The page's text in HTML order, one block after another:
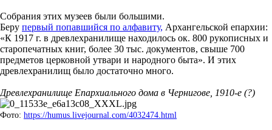
Собрания этих музеев были большими.
Беру первый попавшийся по алфавиту, Архангельской епархии:
«К 1917 г. в древлехранилище находилось ок. 800 рукописных и
старопечатных книг, более 30 тыс. документов, свыше 700
предметов церковной утвари и народного быта». И этих
древлехранилищ было достаточно много.
Древлехранилище Епархиального дома в Чернигове, 1910-е (?)
Фото: https://humus.livejournal.com/4032474.html